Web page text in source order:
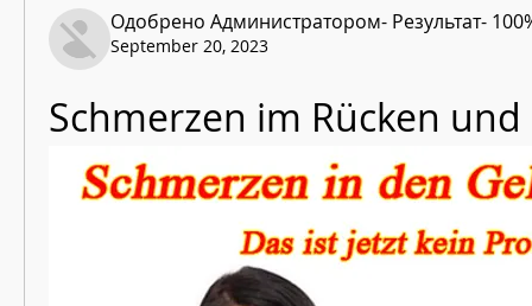
Одобрено Администратором- Результат-
September 20, 2023
Schmerzen im Rücken